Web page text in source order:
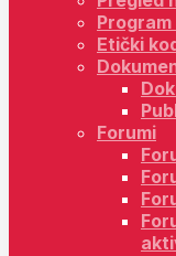
Program
Etički
Forumi